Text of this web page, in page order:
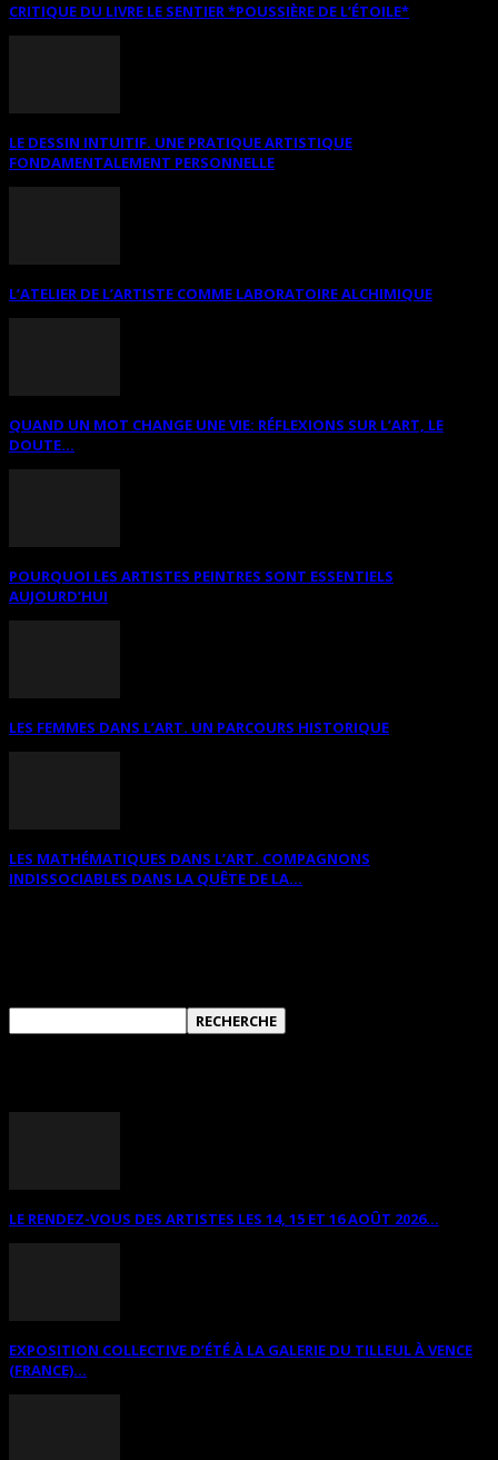
CRITIQUE DU LIVRE LE SENTIER *POUSSIÈRE DE L’ÉTOILE*
LE DESSIN INTUITIF. UNE PRATIQUE ARTISTIQUE
FONDAMENTALEMENT PERSONNELLE
L’ATELIER DE L’ARTISTE COMME LABORATOIRE ALCHIMIQUE
QUAND UN MOT CHANGE UNE VIE: RÉFLEXIONS SUR L’ART, LE
DOUTE...
POURQUOI LES ARTISTES PEINTRES SONT ESSENTIELS
AUJOURD’HUI
LES FEMMES DANS L’ART. UN PARCOURS HISTORIQUE
LES MATHÉMATIQUES DANS L’ART. COMPAGNONS
INDISSOCIABLES DANS LA QUÊTE DE LA...
LE RENDEZ-VOUS DES ARTISTES LES 14, 15 ET 16 AOÛT 2026...
EXPOSITION COLLECTIVE D’ÉTÉ À LA GALERIE DU TILLEUL À VENCE
(FRANCE)...